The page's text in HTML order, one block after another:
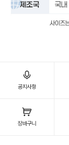
공지사항
장바구니